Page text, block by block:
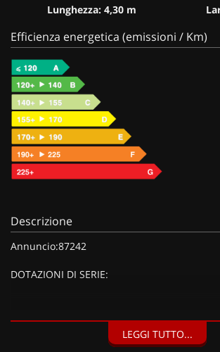
Lunghezza: 4,30 m
Efficienza energetica (emissioni / Km)
Descrizione
Annuncio:87242
DOTAZIONI DI SERIE:
Kit riparazione pneumatici (Compressore da
LEGGI TUTTO...